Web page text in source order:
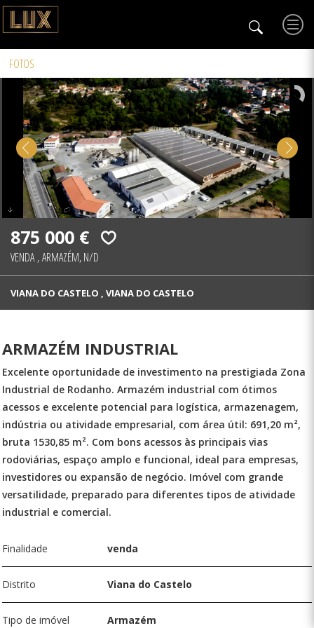
FOTOS
875 000 €
VENDA ,ARMAZÉM, N/D
VIANA DO CASTELO , VIANA DO CASTELO
ARMAZÉM INDUSTRIAL
Excelente oportunidade de investimento na prestigiada Zona
Industrial de Rodanho. Armazém industrial com ótimos
acessos e excelente potencial para logística, armazenagem,
indústria ou atividade empresarial, com área útil: 691,20 m²,
bruta 1530,85 m². Com bons acessos às principais vias
rodoviárias, espaço amplo e funcional, ideal para empresas,
investidores ou expansão de negócio. Imóvel com grande
versatilidade, preparado para diferentes tipos de atividade
industrial e comercial.
Finalidade venda
Distrito Viana do Castelo
Tipo de imóvel Armazém